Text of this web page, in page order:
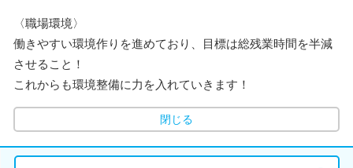
〈職場環境〉
働きやすい環境作りを進めており、目標は総残業時間を半減
させること！
これからも環境整備に力を入れていきます！
閉じる